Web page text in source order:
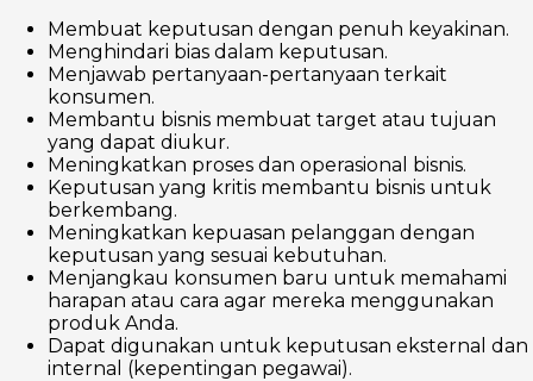
Membuat keputusan dengan penuh keyakinan.
Menghindari bias dalam keputusan.
Menjawab pertanyaan-pertanyaan terkait
konsumen.
Membantu bisnis membuat target atau tujuan
yang dapat diukur.
Meningkatkan proses dan operasional bisnis.
Keputusan yang kritis membantu bisnis untuk
berkembang.
Meningkatkan kepuasan pelanggan dengan
keputusan yang sesuai kebutuhan.
Menjangkau konsumen baru untuk memahami
harapan atau cara agar mereka menggunakan
produk Anda.
Dapat digunakan untuk keputusan eksternal dan
internal (kepentingan pegawai).